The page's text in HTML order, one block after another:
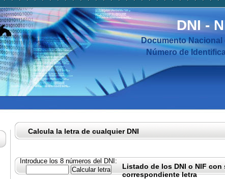
DNI-
Documento Nacional
Número de
Calcula la letra de cualquier DNI
Introduce los 8 números del DNI:
Listado de los DNI o NIF con
correspondiente letra